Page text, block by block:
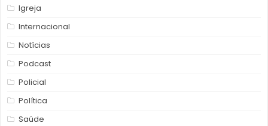
Igreja
Internacional
Notícias
Podcast
Policial
Política
Saúde